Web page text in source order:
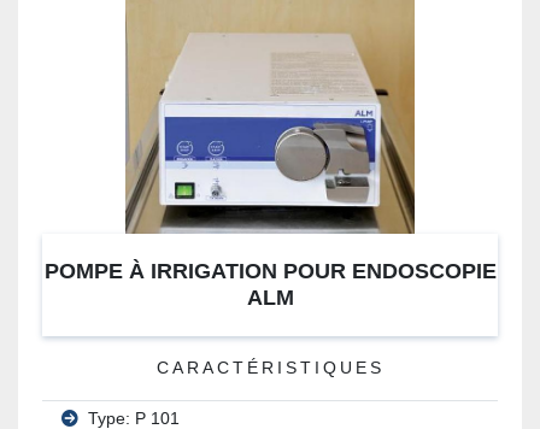
POMPE À IRRIGATION POUR ENDOSCOPIE
ALM
CARACTÉRISTIQUES
Type: P 101